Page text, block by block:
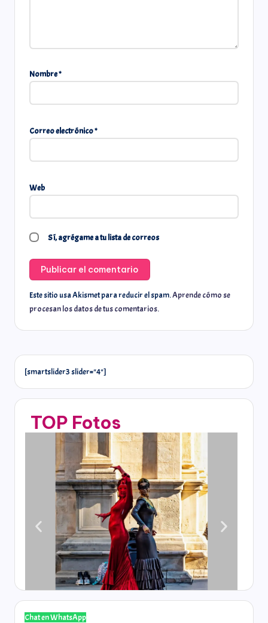
Nombre*
Correo electrónico*
Web
Sí, agrégame a tu lista de correos
Este sitio usa Akismet para reducir el spam.Aprende cómo se
procesan los datos de tus comentarios.
[smartslider3 slider="4"]
TOP Fotos
Chat en WhatsApp